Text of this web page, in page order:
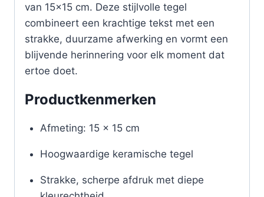
van 15×15 cm. Deze stijlvolle tegel
combineert een krachtige tekst met een
strakke, duurzame afwerking en vormt een
blijvende herinnering voor elk moment dat
ertoe doet.
Productkenmerken
Afmeting: 15 x 15 cm
Hoogwaardige keramische tegel
Strakke, scherpe afdruk met diepe